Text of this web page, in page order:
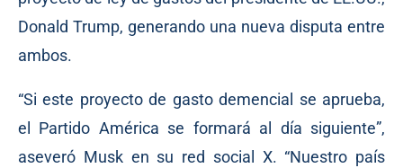
Donald Trump, generando una nueva disputa entre
ambos.
“Si este proyecto de gasto demencial se aprueba,
el Partido América se formará al día siguiente”,
aseveró Musk en su red social X. “Nuestro país